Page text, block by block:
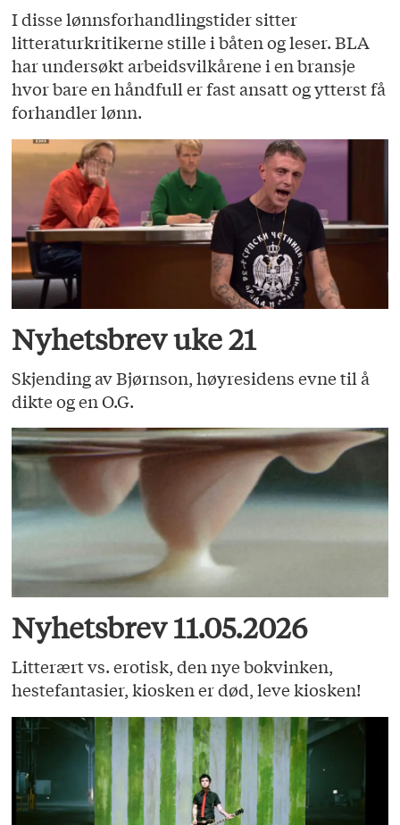
I disse lønnsforhandlingstider sitter
litteraturkritikerne stille i båten og leser. BLA
har undersøkt arbeidsvilkårene i en bransje
hvor bare en håndfull er fast ansatt og ytterst få
forhandler lønn.
Nyhetsbrev uke 21
Skjending av Bjørnson, høyresidens evne til å
dikte og en O.G.
Nyhetsbrev 11.05.2026
Litterært vs. erotisk, den nye bokvinken,
hestefantasier, kiosken er død, leve kiosken!